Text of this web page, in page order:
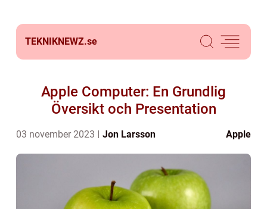
TEKNIKNEWZ.se
Apple Computer: En Grundlig
Översikt och Presentation
03 november 2023 Jon Larsson Apple